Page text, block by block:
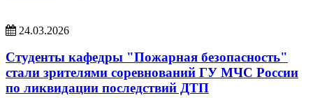
24.03.2026
Студенты кафедры "Пожарная безопасность"
стали зрителями соревнований ГУ МЧС России
по ликвидации последствий ДТП